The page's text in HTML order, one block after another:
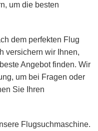
um die besten
dem perfekten Flug
versichern wir Ihnen,
Angebot finden. Wir
um bei Fragen oder
Sie Ihren
Flugsuchmaschine.